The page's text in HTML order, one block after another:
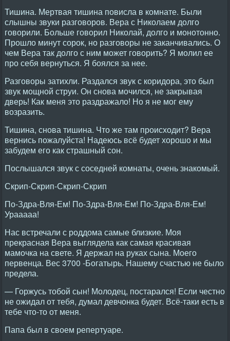
Тишина. Мертвая тишина повисла в комнате. Были
слышны звуки разговоров. Вера с Николаем долго
говорили. Больше говорил Николай, долго и монотонно.
Прошло минут сорок, но разговоры не заканчивались. О
чем Вера так долго с ним может говорить? Я молил ее
про себя вернуться. Я боялся за нее.
Разговоры затихли. Раздался звук с коридора, это был
звук мощной струи. Он снова мочился, не закрывая
дверь! Как меня это раздражало! Но я не мог ему
возразить.
Тишина, снова тишина. Что же там происходит? Вера
вернись пожалуйста! Надеюсь всё будет хорошо и мы
забудем его как страшный сон.
Послышался звук с соседней комнаты, очень знакомый.
Скрип-Скрип-Скрип-Скрип
По-Здра-Вля-Ем! По-Здра-Вля-Ем! По-Здра-Вля-Ем!
Урааааа!
Нас встречали с роддома самые близкие. Моя
прекрасная Вера выглядела как самая красивая
мамочка на свете. Я держал на руках сына. Моего
первенца. Вес 3700 -Богатырь. Нашему счастью не было
предела.
— Горжусь тобой сын! Молодец, постарался! Если честно
не ожидал от тебя, думал девчонка будет. Всё-таки есть в
тебе что-то от меня.
Папа был в своем репертуаре.